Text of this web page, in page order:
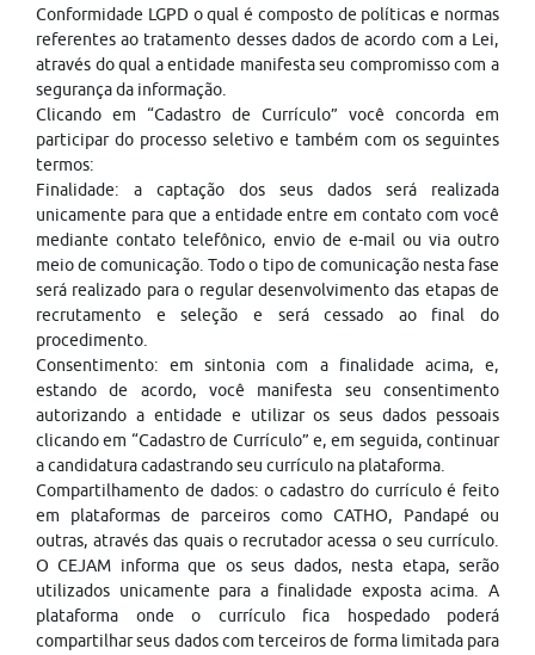
Conformidade LGPD o qual é composto de políticas e normas
referentes ao tratamento desses dados de acordo com a Lei,
através do qual a entidade manifesta seu compromisso com a
segurança da informação.
Clicando em “Cadastro de Currículo” você concorda em
participar do processo seletivo e também com os seguintes
termos:
Finalidade: a captação dos seus dados será realizada
unicamente para que a entidade entre em contato com você
mediante contato telefônico, envio de e-mail ou via outro
meio de comunicação. Todo o tipo de comunicação nesta fase
será realizado para o regular desenvolvimento das etapas de
recrutamento e seleção e será cessado ao final do
procedimento.
Consentimento: em sintonia com a finalidade acima, e,
estando de acordo, você manifesta seu consentimento
autorizando a entidade e utilizar os seus dados pessoais
clicando em “Cadastro de Currículo” e, em seguida, continuar
a candidatura cadastrando seu currículo na plataforma.
Compartilhamento de dados: o cadastro do currículo é feito
em plataformas de parceiros como CATHO, Pandapé ou
outras, através das quais o recrutador acessa o seu currículo.
O CEJAM informa que os seus dados, nesta etapa, serão
utilizados unicamente para a finalidade exposta acima. A
plataforma onde o currículo fica hospedado poderá
compartilhar seus dados com terceiros de forma limitada para